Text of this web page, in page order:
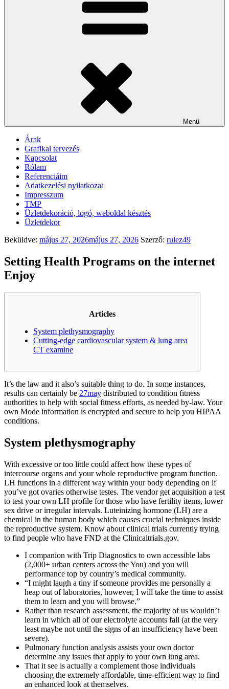
Menü
Árak
Grafikai tervezés
Kapcsolat
Rólam
Referenciáim
Adatkezelési nyilatkozat
Impresszum
TMP
Üzletdekoráció, logó, weboldal késztés
Üzletdekor
Beküldve: május 27, 2026május 27, 2026 Szerző: rulez49
Setting Health Programs on the internet
Enjoy
Articles
System plethysmography
Cutting-edge cardiovascular system & lung area
CT examine
It’s the law and it also’s suitable thing to do. In some instances,
results can certainly be 27may distributed to condition fitness
authorities to help with social fitness efforts, as needed by-law. Your
own Mode information is encrypted and secure to help you HIPAA
conditions.
System plethysmography
With excessive or too little could affect how these types of
intercourse organs and your whole reproductive program function.
LH functions in a different way within your body depending on if
you’ve got ovaries otherwise testes. The vendor get acquisition a test
to test your own LH profile for those who have fertility items, lower
sex drive or irregular intervals. Luteinizing hormone (LH) are a
chemical in the human body which causes crucial techniques inside
the reproductive system. Know about clinical trials currently trying
to find people who have FND at the Clinicaltrials.gov.
I companion with Trip Diagnostics to own accessible labs
(2,000+ urban centers across the You) and you will
performance top by country’s medical community.
“I might laugh a tiny if someone provides me personally a
heap out of laboratories, however, I will take the time to assist
them to learn and you will browse.”
Rather than research assessment, the majority of us wouldn’t
learn in which all of our electrolyte accounts fall (at the very
least maybe not until the signs of an insufficiency have been
severe).
Pulmonary function analysis assists your own doctor
determine any issues that apply to your own lung area.
That it see is actually a complement those individuals
choosing the extremely affordable, time-efficient way to find
an enhanced look at themselves.